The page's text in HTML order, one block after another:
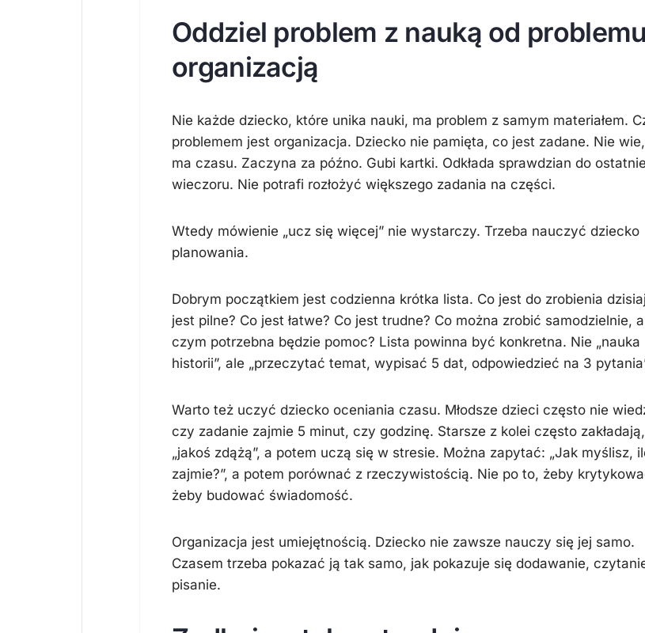
Oddziel problem z nauką od
organizacją
Nie każde dziecko, które unika nauki, ma problem z samym materiałem.
problemem jest organizacja. Dziecko nie pamięta, co jest zadane. Nie
ma czasu. Zaczyna za późno. Gubi kartki. Odkłada sprawdzian do
wieczoru. Nie potrafi rozłożyć większego zadania na części.
Wtedy mówienie „ucz się więcej” nie wystarczy. Trzeba nauczyć dziecko
planowania.
Dobrym początkiem jest codzienna krótka lista. Co jest do zrobienia
jest pilne? Co jest łatwe? Co jest trudne? Co można zrobić samodzielnie,
czym potrzebna będzie pomoc? Lista powinna być konkretna. Nie „nauka
historii”, ale „przeczytać temat, wypisać 5 dat, odpowiedzieć na 3
Warto też uczyć dziecko oceniania czasu. Młodsze dzieci często nie
czy zadanie zajmie 5 minut, czy godzinę. Starsze z kolei często
„jakoś zdążą”, a potem uczą się w stresie. Można zapytać: „Jak myślisz,
zajmie?”, a potem porównać z rzeczywistością. Nie po to, żeby
żeby budować świadomość.
Organizacja jest umiejętnością. Dziecko nie zawsze nauczy się jej samo.
Czasem trzeba pokazać ją tak samo, jak pokazuje się dodawanie,
pisanie.